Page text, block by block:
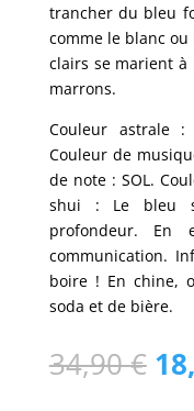
trancher du bleu
comme le blanc
clairs se marient à
marrons.
Couleur astrale
Couleur de
de note : SOL.
shui : Le bleu
profondeur.
communication.
boire ! En chine,
soda et de bière.
34,90€ Le